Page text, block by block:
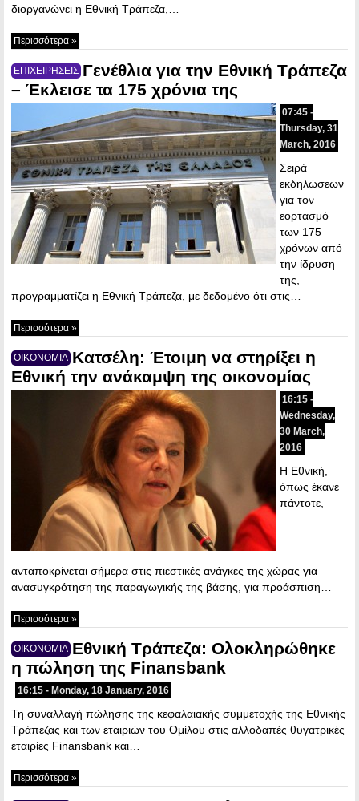
διοργανώνει η Εθνική Τράπεζα,…
Περισσότερα »
ΕΠΙΧΕΙΡΗΣΕΙΣ Γενέθλια για την Εθνική Τράπεζα
– Έκλεισε τα 175 χρόνια της
07:45 -
Thursday, 31
March, 2016
Σειρά
εκδηλώσεων
για τον
εορτασμό
των 175
χρόνων από
την ίδρυση
της,
προγραμματίζει η Εθνική Τράπεζα, με δεδομένο ότι στις…
Περισσότερα »
ΟΙΚΟΝΟΜΙΑ Κατσέλη: Έτοιμη να στηρίξει η
Εθνική την ανάκαμψη της οικονομίας
16:15 -
Wednesday,
30 March,
2016
Η Εθνική,
όπως έκανε
πάντοτε,
ανταποκρίνεται σήμερα στις πιεστικές ανάγκες της χώρας για
ανασυγκρότηση της παραγωγικής της βάσης, για προάσπιση…
Περισσότερα »
ΟΙΚΟΝΟΜΙΑ Εθνική Τράπεζα: Ολοκληρώθηκε
η πώληση της Finansbank
16:15 - Monday, 18 January, 2016
Τη συναλλαγή πώλησης της κεφαλαιακής συμμετοχής της Εθνικής
Τράπεζας και των εταιριών του Ομίλου στις αλλοδαπές θυγατρικές
εταιρίες Finansbank και…
Περισσότερα »